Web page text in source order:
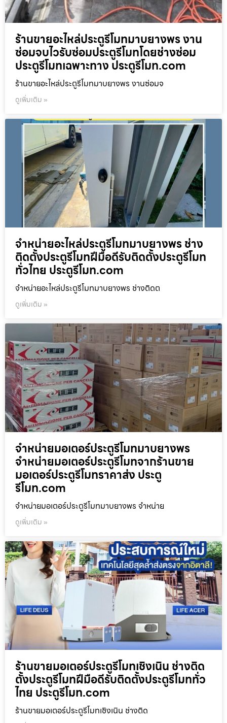
ร้านขายอะไหล่ประตูรีโมทมาบยางพร งาน
ซ่อมจบไวรับซ่อมประตูรีโมทโดยช่างซ่อม
ประตูรีโมทเฉพาะทาง ประตูรีโมท.com
ร้านขายอะไหล่ประตูรีโมทมาบยางพร งานซ่อมจ
ดูเพิ่มเติม »
จำหน่ายอะไหล่ประตูรีโมทมาบยางพร ช่าง
ติดตั้งประตูรีโมทฝีมือดีรับติดตั้งประตูรีโมท
ทั่วไทย ประตูรีโมท.com
จำหน่ายอะไหล่ประตูรีโมทมาบยางพร ช่างติดต
ดูเพิ่มเติม »
จำหน่ายมอเตอร์ประตูรีโมทมาบยางพร
จำหน่ายมอเตอร์ประตูรีโมทจากร้านขาย
มอเตอร์ประตูรีโมทราคาส่ง ประตู
รีโมท.com
จำหน่ายมอเตอร์ประตูรีโมทมาบยางพร จำหน่าย
ดูเพิ่มเติม »
ร้านขายมอเตอร์ประตูรีโมทเชิงเนิน ช่างติด
ตั้งประตูรีโมทฝีมือดีรับติดตั้งประตูรีโมททั่ว
ไทย ประตูรีโมท.com
ร้านขายมอเตอร์ประตูรีโมทเชิงเนิน ช่างติด